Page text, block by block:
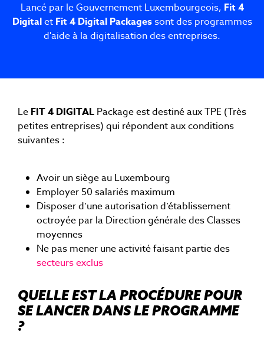
Lancé par le Gouvernement Luxembourgeois, Fit 4
Digitalet Fit 4 Digital Packagessont des programmes
d'aide à la digitalisation des entreprises.
Le FIT 4 DIGITAL Package est destiné aux TPE (Très
petites entreprises) qui répondent aux conditions
suivantes :
Avoir un siège au Luxembourg
Employer 50 salariés maximum
Disposer d’une autorisation d’établissement
octroyée par la Direction générale des Classes
moyennes
Ne pas mener une activité faisant partie des
secteurs exclus
QUELLE EST LA PROCÉDURE POUR
SE LANCER DANS LE PROGRAMME
?